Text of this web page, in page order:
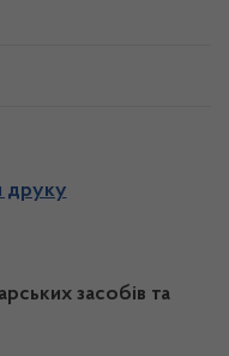
друку
засобів та